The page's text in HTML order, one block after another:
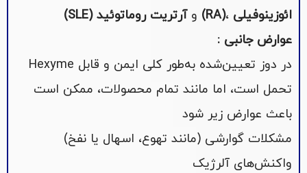
(SLE)
و آرتریت روماتوئید (RA)، ائوزینوفیلی
: عوارض جانبی
Hexyme در دوز تعیین‌شده به‌طور کلی ایمن و قابل
تحمل است، اما مانند تمام محصولات، ممکن است
باعث عوارض زیر شود
مشکلات گوارشی (مانند تهوع، اسهال یا نفخ)
واکنش‌های آلرژیک